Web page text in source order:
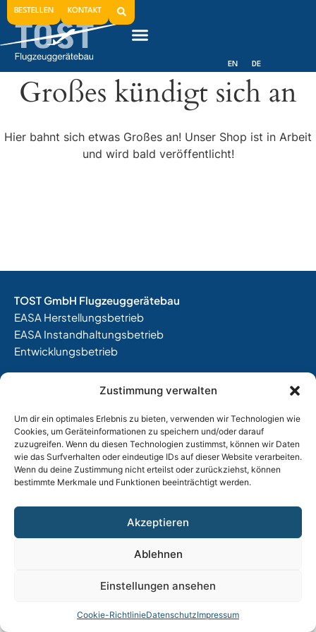
Zustimmung verwalten
Um dir ein optimales Erlebnis zu bieten, verwenden wir Technologien wie
Cookies, um Geräteinformationen zu speichern und/oder darauf
zuzugreifen. Wenn du diesen Technologien zustimmst, können wir Daten
wie das Surfverhalten oder eindeutige IDs auf dieser Website verarbeiten.
Wenn du deine Zustimmung nicht erteilst oder zurückziehst, können
bestimmte Merkmale und Funktionen beeinträchtigt werden.
Akzeptieren
Ablehnen
Einstellungen ansehen
Cookie-RichtlinieDatenschutzImpressum
BESTELLEN KONTAKT
EN DE
Großes kündigt sich an
Hier bahnt sich etwas Großes an! Unser Shop ist in Arbeit
und wird bald veröffentlicht!
TOST GmbH Flugzeuggerätebau
EASA Herstellungsbetrieb
EASA Instandhaltungsbetrieb
Entwicklungsbetrieb
E-Mail: info@tost.de
Öffnungszeiten:
Montag – Donnerstag: 8:00 – 17:00 Uhr
Impressum|Datenschutz |AGB